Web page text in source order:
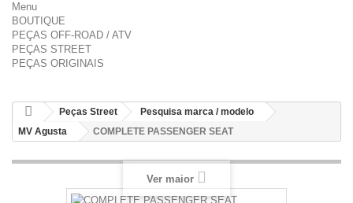
Menu
BOUTIQUE
PEÇAS OFF-ROAD / ATV
PEÇAS STREET
PEÇAS ORIGINAIS
Peças Street
Pesquisa marca / modelo
MV Agusta
COMPLETE PASSENGER SEAT
Ver maior